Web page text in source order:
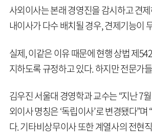
사외이사는 본래 경영진을 감시하고 견
내이사가 다수 배치될 경우, 견제기능이
실제, 이같은 이유 때문에 현행 상법 제
지하도록 규정하고 있다. 하지만 전문가
김우진 서울대 경영학과 교수는 “지난 7
외이사 명칭은 ‘독립이사’로 변경됐다”
다. 기타비상무이사 또한 계열사의 전현